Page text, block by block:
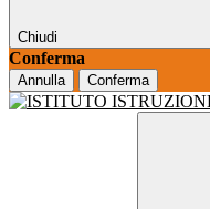
Chiudi
Conferma
Annulla Conferma